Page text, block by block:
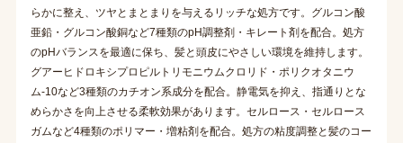
らかに整え、ツヤとまとまりを与えるリッチな処方です。グルコン酸
亜鉛・グルコン酸銅など7種類のpH調整剤・キレート剤を配合。処方
のpHバランスを最適に保ち、髪と頭皮にやさしい環境を維持します。
グアーヒドロキシプロピルトリモニウムクロリド・ポリクオタニウ
ム-10など3種類のカチオン系成分を配合。静電気を抑え、指通りとな
めらかさを向上させる柔軟効果があります。セルロース・セルロース
ガムなど4種類のポリマー・増粘剤を配合。処方の粘度調整と髪のコー